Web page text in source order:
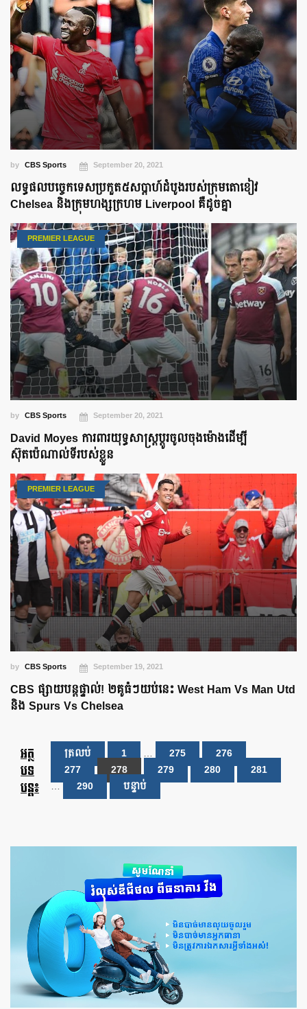
by CBS Sports September 20, 2021
លទ្ធផល​បច្ចេកទេស​ប្រកួត​៥សប្ដាហ៍​ដំបូង​របស់​ក្រុមតោខៀវ
Chelsea និង​ក្រុមហង្សក្រហម Liverpool គឺ​ដូចគ្នា
PREMIER LEAGUE
by CBS Sports September 20, 2021
David Moyes ការពារ​យុទ្ធសាស្ត្រ​​ប្ដូរចូល​ចុងម៉ោង​ដើម្បី​
ស៊ុតប៉េណាល់ទី​របស់ខ្លួន
PREMIER LEAGUE
by CBS Sports September 19, 2021
CBS ផ្សាយបន្តផ្ទាល់! ២គូធំៗយប់នេះ West Ham Vs Man Utd
និង Spurs Vs Chelsea
អត្ថ
បទ
បន្ត៖
ត្រលប់ 1 … 275
276
277
278 279 280
281
…
290 បន្ទាប់